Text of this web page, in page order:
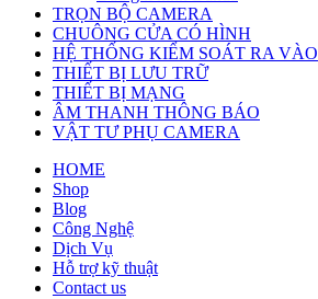
TRỌN BỘ CAMERA
CHUÔNG CỬA CÓ HÌNH
HỆ THỐNG KIỂM SOÁT RA VÀO
THIẾT BỊ LƯU TRỮ
THIẾT BỊ MẠNG
ÂM THANH THÔNG BÁO
VẬT TƯ PHỤ CAMERA
HOME
Shop
Blog
Công Nghệ
Dịch Vụ
Hỗ trợ kỹ thuật
Contact us